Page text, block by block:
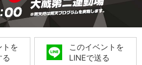
トを
る
このイベントを
LINEで送る